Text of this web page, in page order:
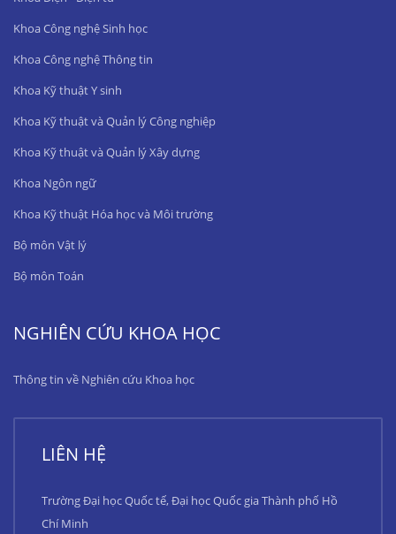
Khoa Công nghệ Sinh học
Khoa Công nghệ Thông tin
Khoa Kỹ thuật Y sinh
Khoa Kỹ thuật và Quản lý Công nghiệp
Khoa Kỹ thuật và Quản lý Xây dựng
Khoa Ngôn ngữ
Khoa Kỹ thuật Hóa học và Môi trường
Bộ môn Vật lý
Bộ môn Toán
NGHIÊN CỨU KHOA HỌC
Thông tin về Nghiên cứu Khoa học
LIÊN HỆ
Trường Đại học Quốc tế, Đại học Quốc gia Thành phố Hồ
Chí Minh